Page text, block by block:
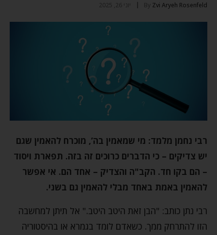
By Zvi Aryeh Rosenfeld יוני 26, 2025
רבי נחמן מלמד: מי שמאמין בה’, מוכרח להאמין שגם
יש צדיקים – כי הדברים כרוכים זה בזה. תפארת ויסוד
– הם בקו חד. הקב"ה והצדיק – אחד הם. אי אפשר
להאמין באמת באחד מבלי להאמין גם בשני.
רבי נתן כותב: "הבן זאת היטב היטב." אל תיתן למחשבה
הזו להתרחק ממך. כשאדם לומד בגמרא או בהיסטוריה